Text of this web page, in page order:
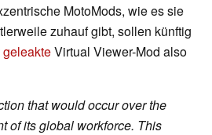
MotoMods, wie es sie
zuhauf gibt, sollen künftig
Virtual Viewer-Mod also
that would occur over the
of its global workforce. This